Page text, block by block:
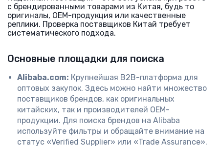
с брендированными товарами из Китая, будь то
оригиналы, OEM-продукция или качественные
реплики. Проверка поставщиков Китай требует
систематического подхода.
Основные площадки для поиска
Alibaba.com: Крупнейшая B2B-платформа для
оптовых закупок. Здесь можно найти множество
поставщиков брендов, как оригинальных
китайских, так и производителей OEM-
продукции. Для поиска брендов на Alibaba
используйте фильтры и обращайте внимание на
статус «Verified Supplier» или «Trade Assurance».